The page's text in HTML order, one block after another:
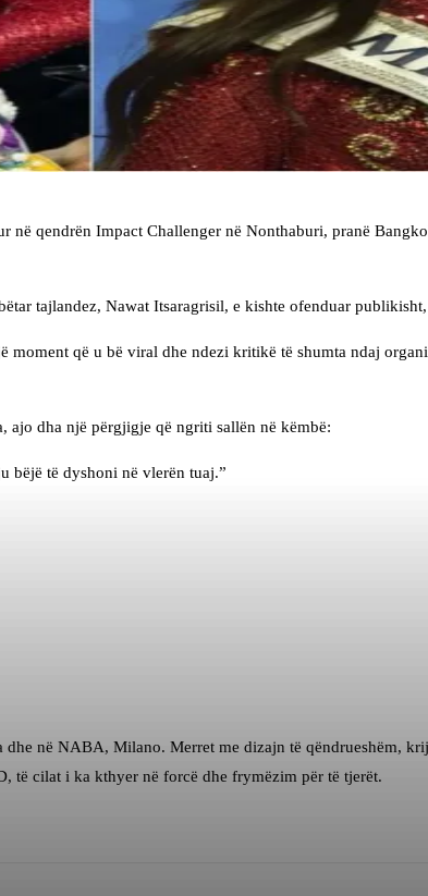
qendrën Impact Challenger në Nonthaburi, pranë
tajlandez, Nawat Itsaragrisil, e kishte ofenduar
që u bë viral dhe ndezi kritikë të shumta ndaj
ajo dha një përgjigje që ngriti sallën në këmbë:
bëjë të dyshoni në vlerën tuaj.”
në NABA, Milano. Merret me dizajn të qëndrueshëm,
të cilat i ka kthyer në forcë dhe frymëzim për të tjerët.